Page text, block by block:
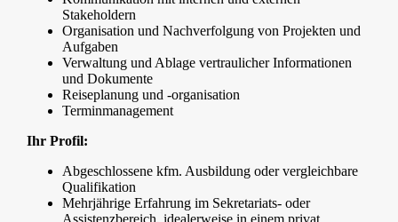
Stakeholdern
Organisation und Nachverfolgung von Projekten und
Aufgaben
Verwaltung und Ablage vertraulicher Informationen
und Dokumente
Reiseplanung und -organisation
Terminmanagement
Ihr Profil:
Abgeschlossene kfm. Ausbildung oder vergleichbare
Qualifikation
Mehrjährige Erfahrung im Sekretariats- oder